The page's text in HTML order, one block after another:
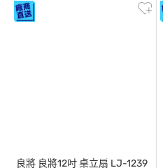
良將 良將12吋 桌立扇 LJ-1239